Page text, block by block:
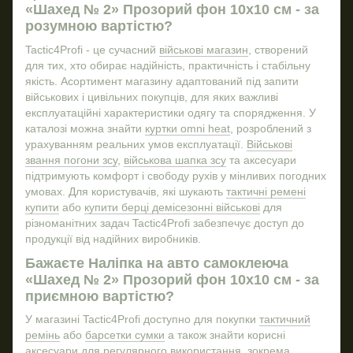
Шеврони замовити
Ножі військові
Ціна плитоноски
Термокружки
Товари для військових
Купити плитоноска
Стікери ціна
Армійський ремінь купити
Військове взуття кросівки
Очки тактичні військові
Тактичні окуляри зсу
Рюкзак військовий купити
Ціна термокружки
Купити навушники тактичні
Купити підсумок для патронів
«Шахед № 2» Прозорий фон 10х10 см - за
розумною вартістю?
Tactic4Profi - це сучасний військові магазин , створений
для тих, хто обирає надійність, практичність і стабільну
якість. Асортимент магазину адаптований під запити
військових і цивільних покупців, для яких важливі
експлуатаційні характеристики одягу та спорядження. У
каталозі можна знайти куртки omni heat , розроблений з
урахуванням реальних умов експлуатації. Військові
звання погони зсу, військова шапка зсу та аксесуари
підтримують комфорт і свободу рухів у мінливих погодних
умовах. Для користувачів, які шукають тактичні ремені
купити або купити берці демісезонні військові для
різноманітних задач Tactic4Profi забезпечує доступ до
продукції від надійних виробників.
Бажаєте Наліпка на авто самоклеюча
«Шахед № 2» Прозорий фон 10х10 см - за
приємною вартістю?
У магазині Tactic4Profi доступно для покупки тактичний
ремінь або барсетки сумки а також знайти корисні